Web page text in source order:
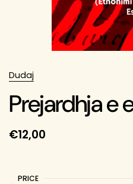
Dudaj
Prejardhja e
€12,00
PRICE